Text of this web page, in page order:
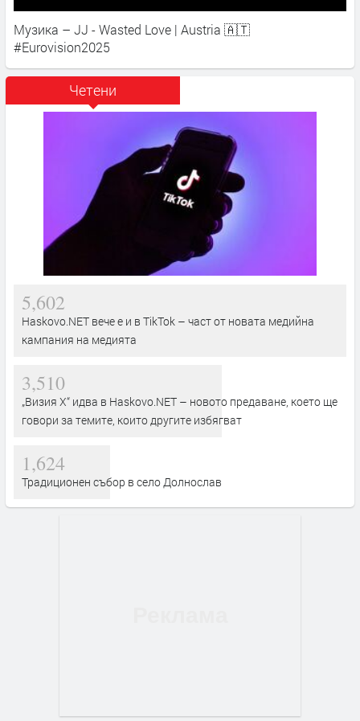
Музика – JJ - Wasted Love | Austria 🇦🇹
#Eurovision2025
Четени
5,602
Haskovo.NET вече е и в TikTok – част от новата медийна
кампания на медията
3,510
„Визия Х“ идва в Haskovo.NET – новото предаване, което ще
говори за темите, които другите избягват
1,624
Традиционен събор в село Долнослав